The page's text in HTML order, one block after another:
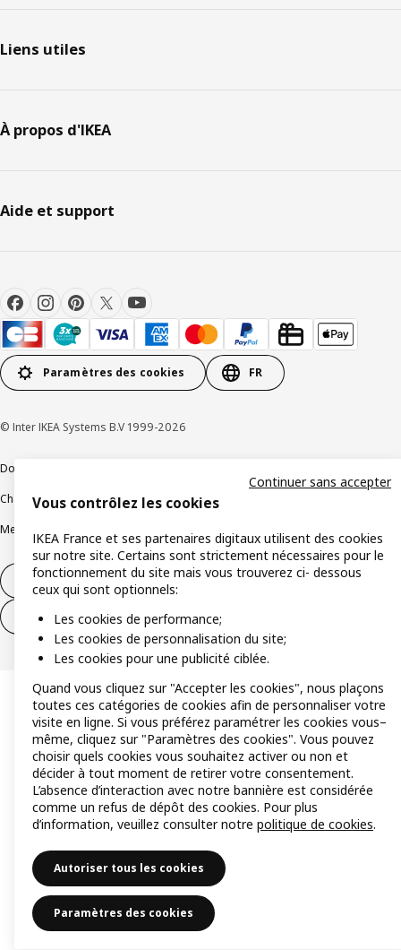
Liens utiles
À propos d'IKEA
Aide et support
Paramètres des cookies FR
© Inter IKEA Systems B.V 1999-2026
Documents juridiques et informations légales
Charte de protection des donnéesPolitique relative aux cookies
Mentions légales
Formulaire de rétractation – produits
Formulaire de rétractation – services
Vous contrôlez les cookies
IKEA France et ses partenaires digitaux utilisent des cookies
sur notre site. Certains sont strictement nécessaires pour le
fonctionnement du site mais vous trouverez ci- dessous
ceux qui sont optionnels:
Les cookies de performance;
Les cookies de personnalisation du site;
Les cookies pour une publicité ciblée.
Quand vous cliquez sur "Accepter les cookies", nous plaçons
toutes ces catégories de cookies afin de personnaliser votre
visite en ligne. Si vous préférez paramétrer les cookies vous–
même, cliquez sur "Paramètres des cookies". Vous pouvez
choisir quels cookies vous souhaitez activer ou non et
décider à tout moment de retirer votre consentement.
L’absence d’interaction avec notre bannière est considérée
comme un refus de dépôt des cookies. Pour plus
d’information, veuillez consulter notre politique de cookies.
Autoriser tous les cookies
Paramètres des cookies
Continuer sans accepter